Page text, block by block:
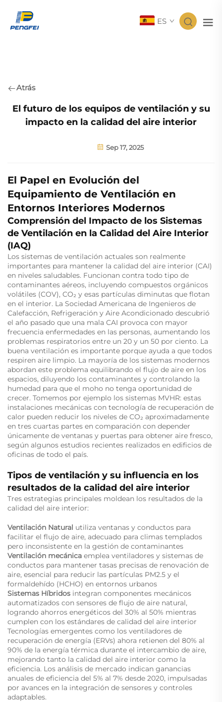
ES
Atrás
El futuro de los equipos de ventilación y su
impacto en la calidad del aire interior
Sep 17, 2025
El Papel en Evolución del
Equipamiento de Ventilación en
Entornos Interiores Modernos
Comprensión del Impacto de los Sistemas
de Ventilación en la Calidad del Aire Interior
(IAQ)
Los sistemas de ventilación actuales son realmente
importantes para mantener la calidad del aire interior (CAI)
en niveles saludables. Funcionan contra todo tipo de
contaminantes aéreos, incluyendo compuestos orgánicos
volátiles (COV), CO₂ y esas partículas diminutas que flotan
en el interior. La Sociedad Americana de Ingenieros de
Calefacción, Refrigeración y Aire Acondicionado descubrió
el año pasado que una mala CAI provoca con mayor
frecuencia enfermedades en las personas, aumentando los
problemas respiratorios entre un 20 y un 50 por ciento. La
buena ventilación es importante porque ayuda a que todos
respiren aire limpio. La mayoría de los sistemas modernos
abordan este problema equilibrando el flujo de aire en los
espacios, diluyendo los contaminantes y controlando la
humedad para que el moho no tenga oportunidad de
crecer. Tomemos por ejemplo los sistemas MVHR: estas
instalaciones mecánicas con tecnología de recuperación de
calor pueden reducir los niveles de CO₂ aproximadamente
en tres cuartas partes en comparación con depender
únicamente de ventanas y puertas para obtener aire fresco,
según algunos estudios recientes realizados en edificios de
oficinas de todo el país.
Tipos de ventilación y su influencia en los
resultados de la calidad del aire interior
Tres estrategias principales moldean los resultados de la
calidad del aire interior:
Ventilación Natural utiliza ventanas y conductos para
facilitar el flujo de aire, adecuado para climas templados
pero inconsistente en la gestión de contaminantes
Ventilación mecánica emplea ventiladores y sistemas de
conductos para mantener tasas precisas de renovación de
aire, esencial para reducir las partículas PM2.5 y el
formaldehído (HCHO) en entornos urbanos
Sistemas Híbridos integran componentes mecánicos
automatizados con sensores de flujo de aire natural,
logrando ahorros energéticos del 30% al 50% mientras
cumplen con los estándares de calidad del aire interior
Tecnologías emergentes como los ventiladores de
recuperación de energía (ERVs) ahora retienen del 80% al
90% de la energía térmica durante el intercambio de aire,
mejorando tanto la calidad del aire interior como la
eficiencia. Los análisis de mercado indican ganancias
anuales de eficiencia del 5% al 7% desde 2020, impulsadas
por avances en la integración de sensores y controles
adaptables.